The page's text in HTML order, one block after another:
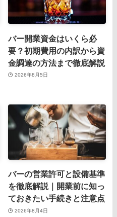
バー開業資金はいくら必
要？初期費用の内訳から資
金調達の方法まで徹底解説
2026年8月5日
バーの営業許可と設備基準
を徹底解説｜開業前に知っ
ておきたい手続きと注意点
2026年8月4日